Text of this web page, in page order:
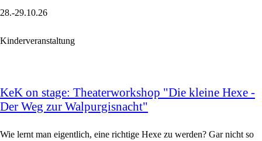
28.-29.10.26
Kinderveranstaltung
KeK on stage: Theaterworkshop "Die kleine Hexe -
Der Weg zur Walpurgisnacht"
Wie lernt man eigentlich, eine richtige Hexe zu werden? Gar nicht so